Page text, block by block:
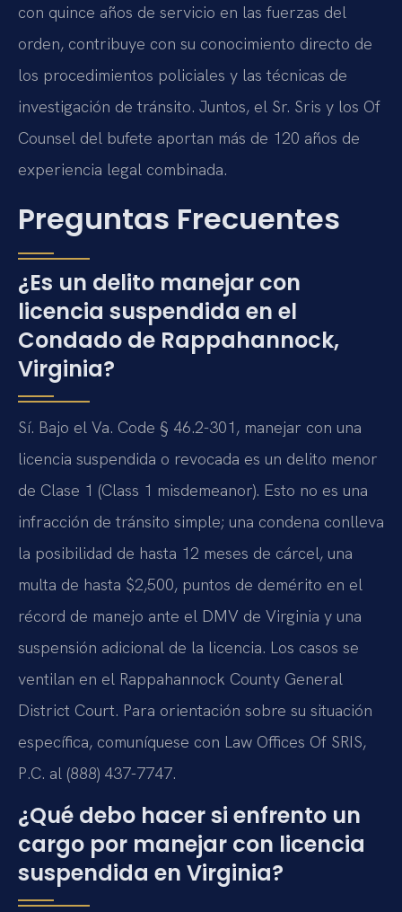
con quince años de servicio en las fuerzas del
orden, contribuye con su conocimiento directo de
los procedimientos policiales y las técnicas de
investigación de tránsito. Juntos, el Sr. Sris y los Of
Counsel del bufete aportan más de 120 años de
experiencia legal combinada.
Preguntas Frecuentes
¿Es un delito manejar con
licencia suspendida en el
Condado de Rappahannock,
Virginia?
Sí. Bajo el Va. Code § 46.2-301, manejar con una
licencia suspendida o revocada es un delito menor
de Clase 1 (Class 1 misdemeanor). Esto no es una
infracción de tránsito simple; una condena conlleva
la posibilidad de hasta 12 meses de cárcel, una
multa de hasta $2,500, puntos de demérito en el
récord de manejo ante el DMV de Virginia y una
suspensión adicional de la licencia. Los casos se
ventilan en el Rappahannock County General
District Court. Para orientación sobre su situación
específica, comuníquese con Law Offices Of SRIS,
P.C. al (888) 437-7747.
¿Qué debo hacer si enfrento un
cargo por manejar con licencia
suspendida en Virginia?